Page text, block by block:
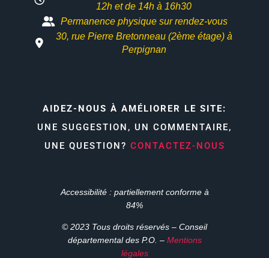
12h etde 14h à 16h30
Permanence physique sur rendez-vous
30, rue Pierre Bretonneau (2ème étage) à
Perpignan
AIDEZ-NOUS À AMÉLIORER LE SITE:
UNE SUGGESTION, UN COMMENTAIRE,
UNE QUESTION? CONTACTEZ-NOUS
Accessibilité : partiellement conforme à
84%
© 2023 Tous droits réservés – Conseil
départemental des P.O. – Mentions
légales